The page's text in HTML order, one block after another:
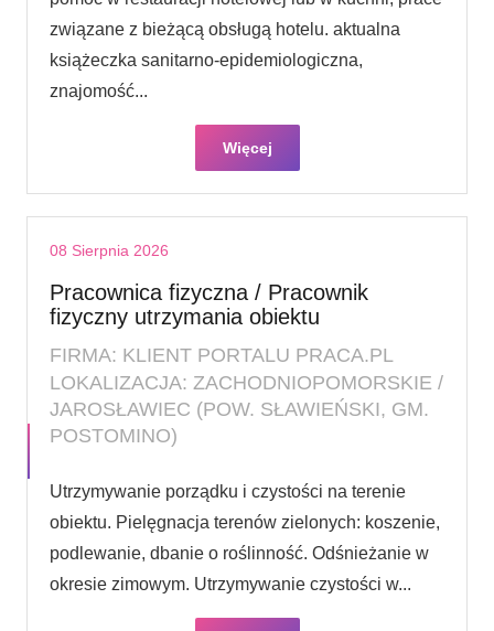
związane z bieżącą obsługą hotelu. aktualna
książeczka sanitarno-epidemiologiczna,
znajomość...
Więcej
08 Sierpnia 2026
Pracownica fizyczna / Pracownik
fizyczny utrzymania obiektu
FIRMA: KLIENT PORTALU PRACA.PL
LOKALIZACJA: ZACHODNIOPOMORSKIE /
JAROSŁAWIEC (POW. SŁAWIEŃSKI, GM.
POSTOMINO)
Utrzymywanie porządku i czystości na terenie
obiektu. Pielęgnacja terenów zielonych: koszenie,
podlewanie, dbanie o roślinność. Odśnieżanie w
okresie zimowym. Utrzymywanie czystości w...